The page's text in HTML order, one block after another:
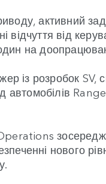
активний
відчуття від
на
із розробок SV,
автомобілів
нового